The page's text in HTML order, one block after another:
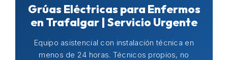
Grúas Eléctricas para Enfermos
en Trafalgar | Servicio Urgente
Equipo asistencial con instalación técnica en
menos de 24 horas. Técnicos propios, no